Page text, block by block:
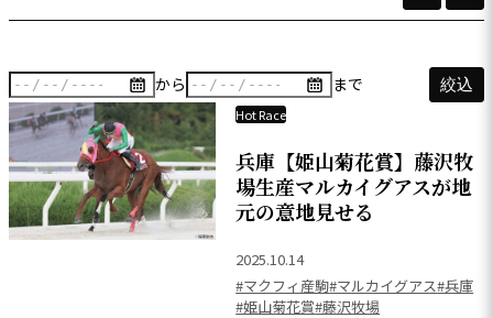
から まで 絞込
Hot Race
兵庫【姫山菊花賞】藤沢牧
場生産マルカイグアスが地
元の意地見せる
2025.10.14
#マクフィ産駒#マルカイグアス#兵庫
#姫山菊花賞#藤沢牧場